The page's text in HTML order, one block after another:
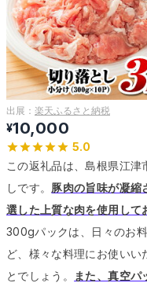
出展： 楽天ふるさと納税
¥10,000
5.0
この返礼品は、島根県江津
しです。 豚肉の旨味が凝縮
選した上質な肉を使用して
300gパックは、日々のお
ど、様々な料理にお使いい
とでしょう。
また、真空パ